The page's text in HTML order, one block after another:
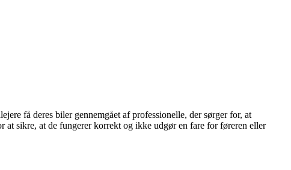
få deres biler gennemgået af professionelle, der sørger for, at
sikre, at de fungerer korrekt og ikke udgør en fare for føreren eller